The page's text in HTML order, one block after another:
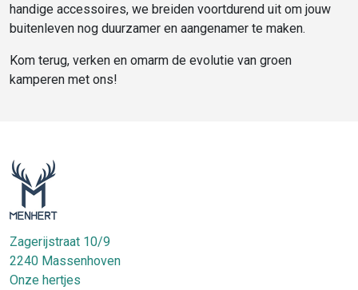
handige accessoires, we breiden voortdurend uit om jouw
buitenleven nog duurzamer en aangenamer te maken.
Kom terug, verken en omarm de evolutie van groen
kamperen met ons!
Zagerijstraat 10/9
2240 Massenhoven
Onze hertjes